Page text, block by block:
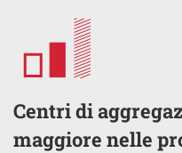
Centri di
maggiore nelle